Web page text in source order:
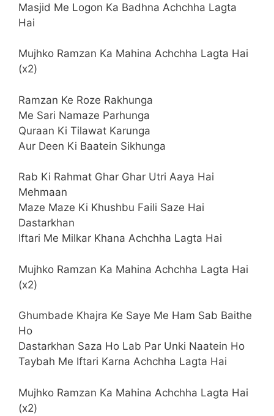
Masjid Me Logon Ka Badhna Achchha Lagta
Hai
Mujhko Ramzan Ka Mahina Achchha Lagta Hai
(x2)
Ramzan Ke Roze Rakhunga
Me Sari Namaze Parhunga
Quraan Ki Tilawat Karunga
Aur Deen Ki Baatein Sikhunga
Rab Ki Rahmat Ghar Ghar Utri Aaya Hai
Mehmaan
Maze Maze Ki Khushbu Faili Saze Hai
Dastarkhan
Iftari Me Milkar Khana Achchha Lagta Hai
Mujhko Ramzan Ka Mahina Achchha Lagta Hai
(x2)
Ghumbade Khajra Ke Saye Me Ham Sab Baithe
Ho
Dastarkhan Saza Ho Lab Par Unki Naatein Ho
Taybah Me Iftari Karna Achchha Lagta Hai
Mujhko Ramzan Ka Mahina Achchha Lagta Hai
(x2)